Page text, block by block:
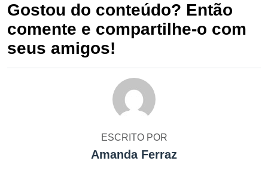
Gostou do conteúdo? Então
comente e compartilhe-o com
seus amigos!
ESCRITO POR
Amanda Ferraz